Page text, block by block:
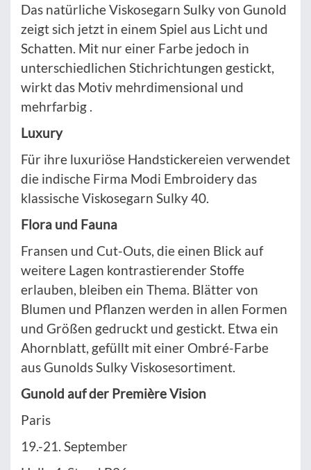
Das natürliche Viskosegarn Sulky von Gunold
zeigt sich jetzt in einem Spiel aus Licht und
Schatten. Mit nur einer Farbe jedoch in
unterschiedlichen Stichrichtungen gestickt,
wirkt das Motiv mehrdimensional und
mehrfarbig .
Luxury
Für ihre luxuriöse Handstickereien verwendet
die indische Firma Modi Embroidery das
klassische Viskosegarn Sulky 40.
Flora und Fauna
Fransen und Cut-Outs, die einen Blick auf
weitere Lagen kontrastierender Stoffe
erlauben, bleiben ein Thema. Blätter von
Blumen und Pflanzen werden in allen Formen
und Größen gedruckt und gestickt. Etwa ein
Ahornblatt, gefüllt mit einer Ombré-Farbe
aus Gunolds Sulky Viskosesortiment.
Gunold auf der Première Vision
Paris
19.-21. September